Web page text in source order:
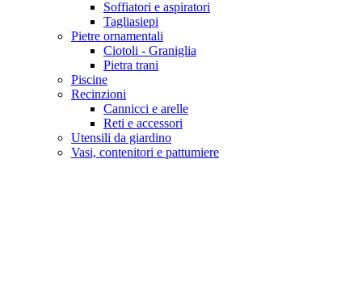
Soffiatori e aspiratori
Tagliasiepi
Pietre ornamentali
Ciotoli - Graniglia
Pietra trani
Piscine
Recinzioni
Cannicci e arelle
Reti e accessori
Utensili da giardino
Vasi, contenitori e pattumiere